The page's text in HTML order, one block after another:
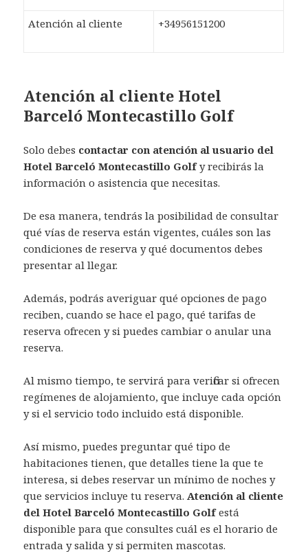
Atención al cliente +34956151200
Atención al cliente Hotel
Barceló Montecastillo Golf
Solo debes contactar con atención al usuario del
Hotel Barceló Montecastillo Golfy recibirás la
información o asistencia que necesitas.
De esa manera, tendrás la posibilidad de consultar
qué vías de reserva están vigentes, cuáles son las
condiciones de reserva y qué documentos debes
presentar al llegar.
Además, podrás averiguar qué opciones de pago
reciben, cuando se hace el pago, qué tarifas de
reserva ofrecen y si puedes cambiar o anular una
reserva.
Al mismo tiempo, te servirá para verificar si ofrecen
regímenes de alojamiento, que incluye cada opción
y si el servicio todo incluido está disponible.
Así mismo, puedes preguntar qué tipo de
habitaciones tienen, que detalles tiene la que te
interesa, si debes reservar un mínimo de noches y
que servicios incluye tu reserva.Atención al cliente
del Hotel Barceló Montecastillo Golfestá
disponible para que consultes cuál es el horario de
entrada y salida y si permiten mascotas.